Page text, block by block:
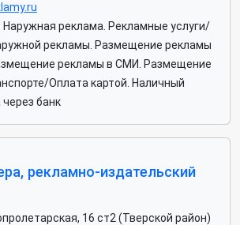
Наружная реклама. Рекламные услуги/
рекламы. Размещение рекламы
рекламы в СМИ. Размещение
Оплата картой. Наличный
банк
рекламно-издательский
16 ст2 (Тверской район)